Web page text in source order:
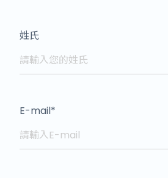
姓氏
E-mail*